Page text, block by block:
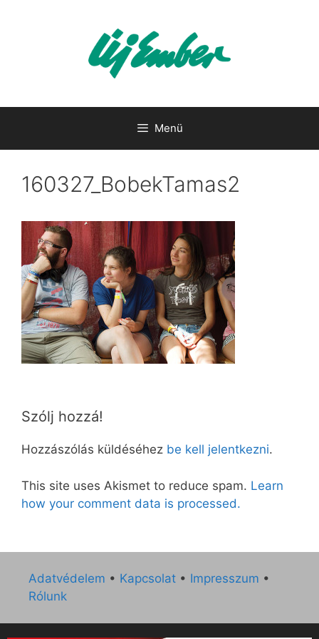
Menü
160327_BobekTamas2
Szólj hozzá!
Hozzászólás küldéséhez be kell jelentkezni.
This site uses Akismet to reduce spam. Learn
how your comment data is processed.
Adatvédelem • Kapcsolat • Impresszum •
Rólunk